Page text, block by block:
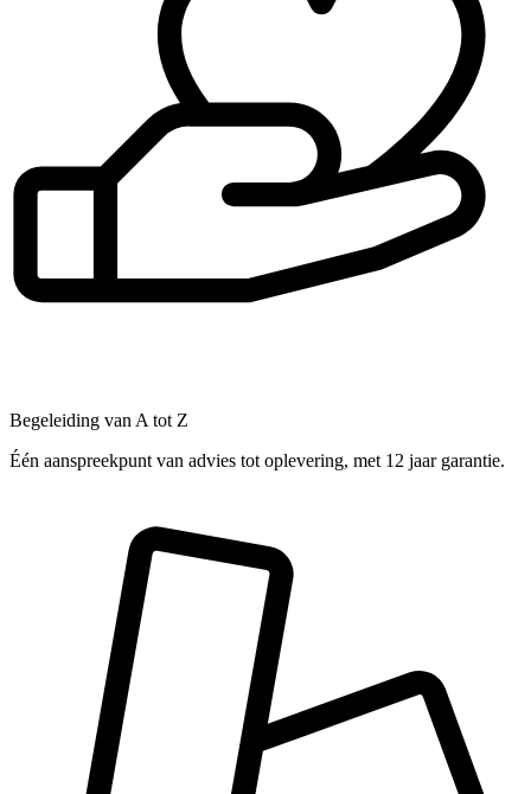
Begeleiding van A tot Z
Één aanspreekpunt van advies tot oplevering, met 12 jaar garantie.